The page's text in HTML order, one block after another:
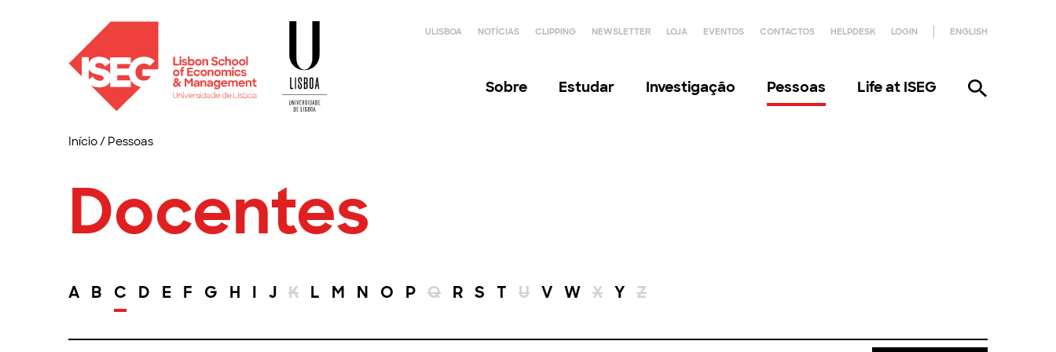
ULISBOA NOTÍCIAS CLIPPING NEWSLETTER LOJA EVENTOS CONTACTOS HELPDESK LOGIN ENGLISH
Sobre Estudar Investigação Pessoas Life at ISEG
Início/ Pessoas
Docentes
A B C D E F G H I J K L M N O P Q R S T U V W X Y Z